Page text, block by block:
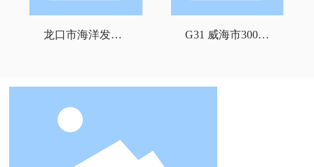
龙口市海洋发展
G31 威海市300T